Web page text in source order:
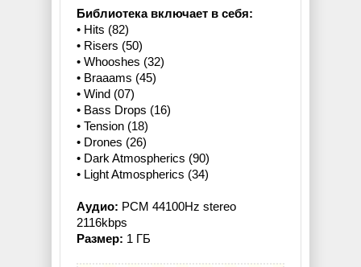
Библиотека включает в себя:
• Hits (82)
• Risers (50)
• Whooshes (32)
• Braaams (45)
• Wind (07)
• Bass Drops (16)
• Tension (18)
• Drones (26)
• Dark Atmospherics (90)
• Light Atmospherics (34)
Аудио: PCM 44100Hz stereo
2116kbps
Размер: 1 ГБ